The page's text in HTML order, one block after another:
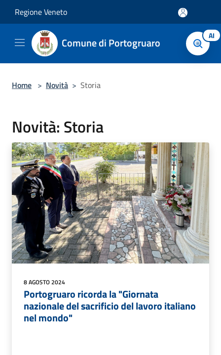
Regione Veneto
Comune di Portogruaro AI
Home > Novità > Storia
Novità: Storia
8 AGOSTO 2024
Portogruaro ricorda la "Giornata
nazionale del sacrificio del lavoro italiano
nel mondo"